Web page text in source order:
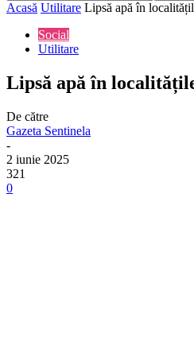
Acasă Utilitare Lipsă apă în
Social
Utilitare
Lipsă apă în
De către
Gazeta Sentinela
-
2 iunie 2025
321
0